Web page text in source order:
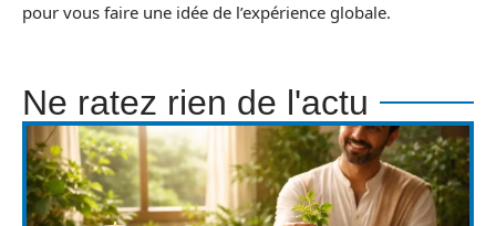
pour vous faire une idée de l’expérience globale.
Ne ratez rien de l'actu